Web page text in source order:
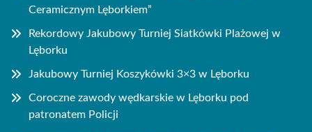
Ceramicznym Lęborkiem”
Rekordowy Jakubowy Turniej Siatkówki Plażowej w
Lęborku
Jakubowy Turniej Koszykówki 3×3 w Lęborku
Coroczne zawody wędkarskie w Lęborku pod
patronatem Policji